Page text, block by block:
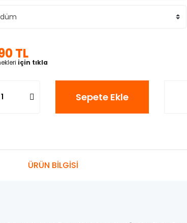
TL
için tıkla
Sepete Ekle
ÜRÜN BİLGİSİ